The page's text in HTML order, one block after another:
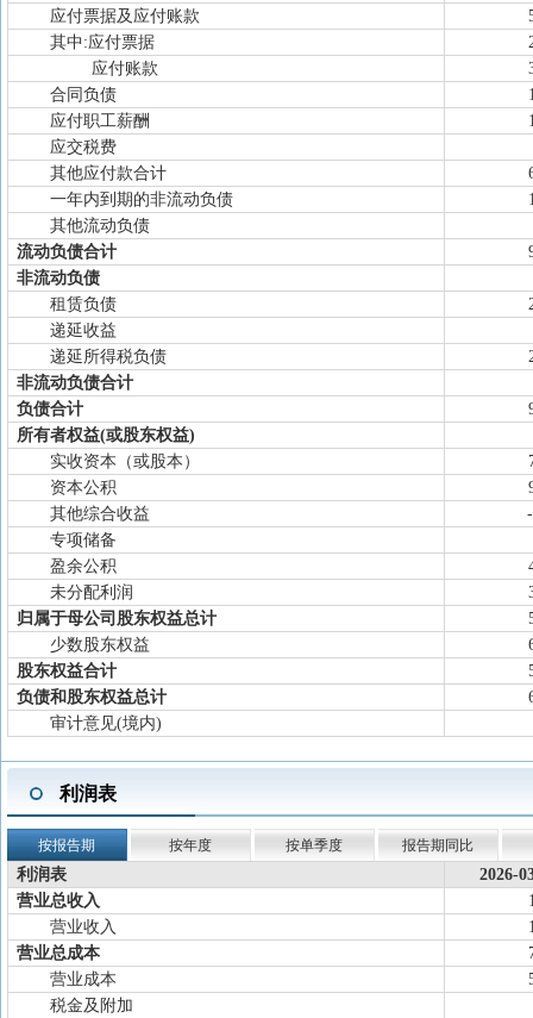
应付票据及应付账款
其中:应付票据
应付账款
合同负债
应付职工薪酬
应交税费
其他应付款合计
一年内到期的非流动负债
其他流动负债
流动负债合计
非流动负债
租赁负债
递延收益
递延所得税负债
非流动负债合计
负债合计
所有者权益(或股东权益)
实收资本（或股本）
资本公积
其他综合收益
专项储备
盈余公积
未分配利润
归属于母公司股东权益总计
少数股东权益
股东权益合计
负债和股东权益总计
审计意见(境内)
利润表
按报告期 按年度 按单季度 报告期同比
利润表
2026-
营业总收入
营业收入
营业总成本
营业成本
税金及附加